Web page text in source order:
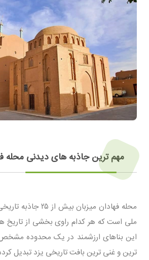
مهم ترین جاذبه های دیدنی محله
محله فهادان میزبان
ملی است که هر کدام راوی بخشی از تاریخ
این بناهای ارزشمند در یک محدوده مشخص،
ترین و غنی ترین بافت تاریخی یزد تبدیل